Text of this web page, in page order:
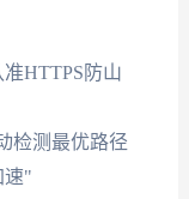
HTTPS防山
检测最优路径
速"